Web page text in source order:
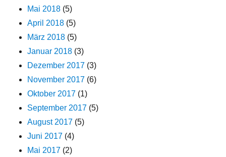
Mai 2018 (5)
April 2018 (5)
März 2018 (5)
Januar 2018 (3)
Dezember 2017 (3)
November 2017 (6)
Oktober 2017 (1)
September 2017 (5)
August 2017 (5)
Juni 2017 (4)
Mai 2017 (2)